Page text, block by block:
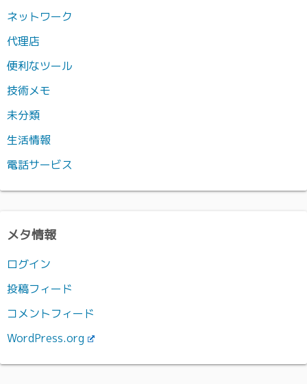
ネットワーク
代理店
便利なツール
技術メモ
未分類
生活情報
電話サービス
メタ情報
ログイン
投稿フィード
コメントフィード
WordPress.org